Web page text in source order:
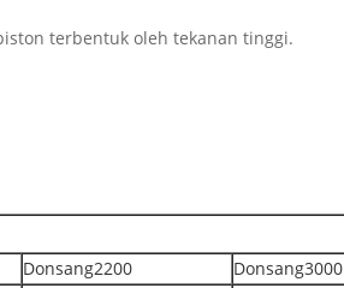
terbentuk oleh tekanan tinggi.
Donsang2200 Donsang3000